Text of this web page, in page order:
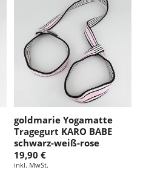
goldmarie Yogamatte
Tragegurt KARO BABE
schwarz-weiß-rose
19,90 €
inkl. MwSt.